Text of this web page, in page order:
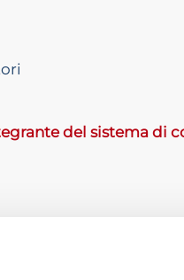
del sistema di